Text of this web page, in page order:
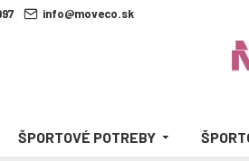
info@moveco.sk
ŠPORTOVÉ POTREBY